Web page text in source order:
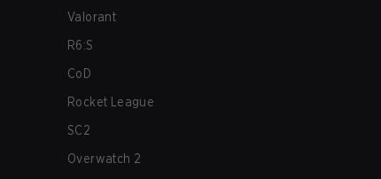
Valorant
R6:S
CoD
Rocket League
SC2
Overwatch 2